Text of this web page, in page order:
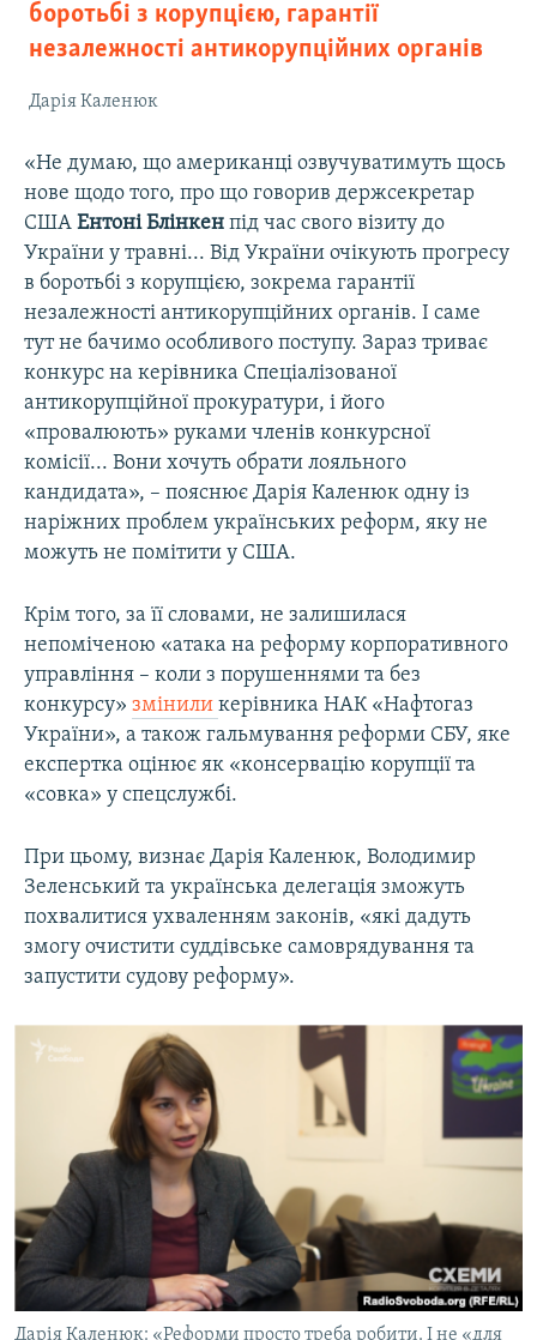
боротьбі з корупцією, гарантії
незалежності антикорупційних органів
Дарія Каленюк
«Не думаю, що американці озвучуватимуть щось
нове щодо того, про що говорив держсекретар
США Ентоні Блінкен під час свого візиту до
України у травні... Від України очікують прогресу
в боротьбі з корупцією, зокрема гарантії
незалежності антикорупційних органів. І саме
тут не бачимо особливого поступу. Зараз триває
конкурс на керівника Спеціалізованої
антикорупційної прокуратури, і його
«провалюють» руками членів конкурсної
комісії... Вони хочуть обрати лояльного
кандидата», – пояснює Дарія Каленюк одну із
наріжних проблем українських реформ, яку не
можуть не помітити у США.
Крім того, за її словами, не залишилася
непоміченою «атака на реформу корпоративного
управління – коли з порушеннями та без
конкурсу» змінили керівника НАК «Нафтогаз
України», а також гальмування реформи СБУ, яке
експертка оцінює як «консервацію корупції та
«совка» у спецслужбі.
При цьому, визнає Дарія Каленюк, Володимир
Зеленський та українська делегація зможуть
похвалитися ухваленням законів, «які дадуть
змогу очистити суддівське самоврядування та
запустити судову реформу».
Дарія Каленюк: «Реформи просто треба робити. І не «для